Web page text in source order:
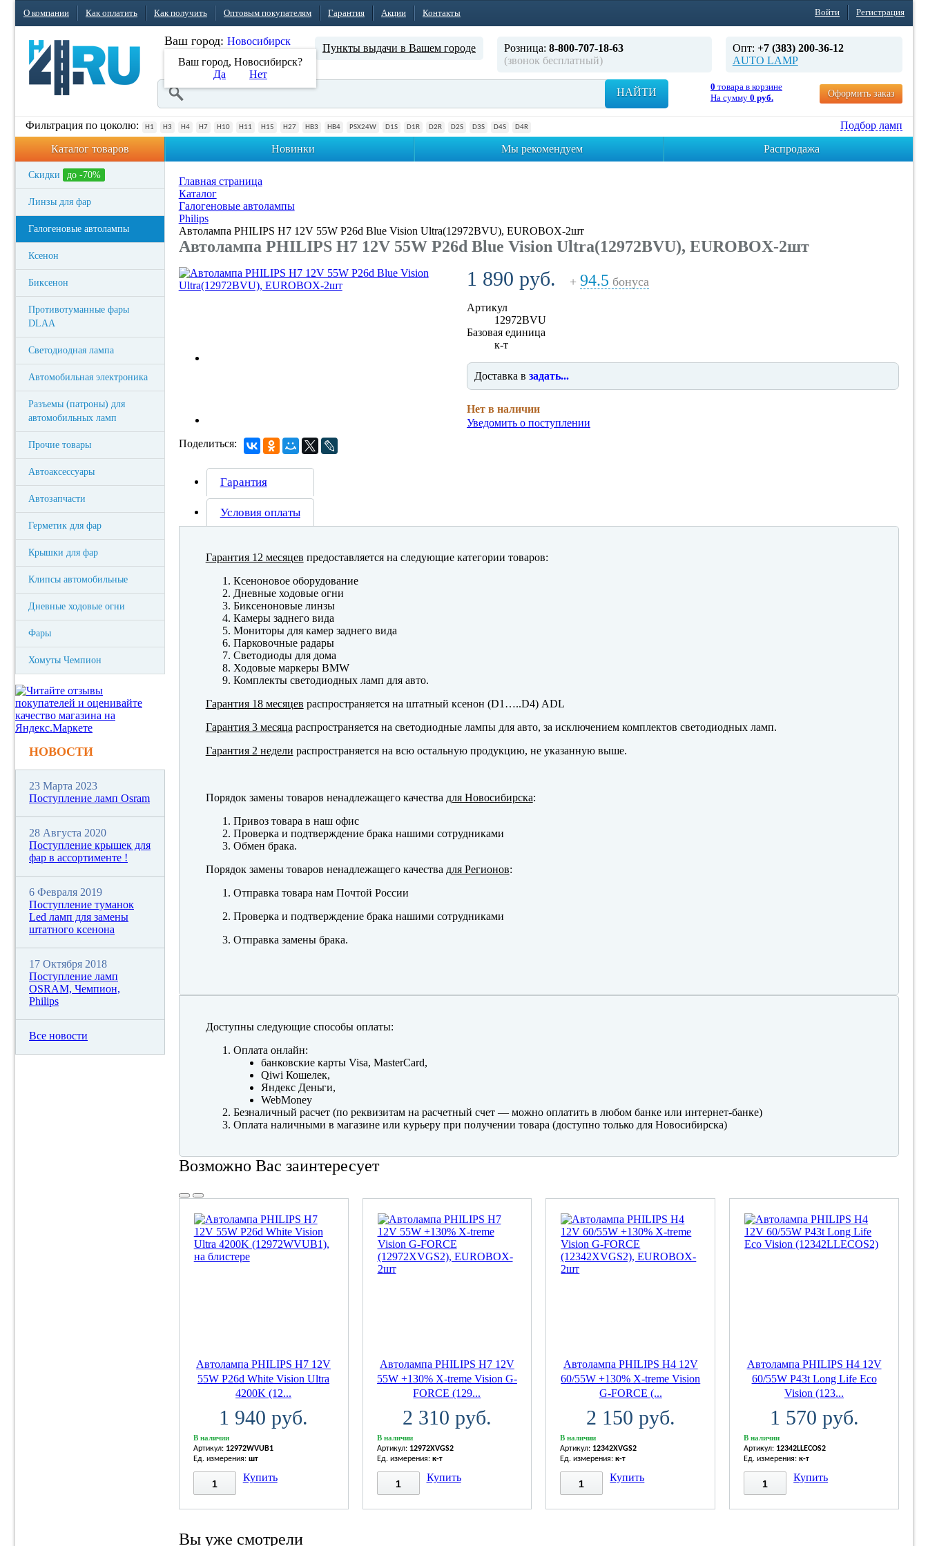
О компании Как оплатить Как получить Оптовым покупателям Гарантия Акции Контакты Войти Регистрация
Ваш город: Новосибирск
Ваш город, Новосибирск?
Да
Нет
Пункты выдачи в Вашем городе Розница: 8-800-707-18-63
(звонок бесплатный)
Опт: +7 (383) 200-36-12
AUTO LAMP
НАЙТИ 0 товара в корзине
На сумму 0 руб. Оформить заказ
Фильтрация по цоколю: H1 H3 H4 H7 H10 H11 H15 H27 HB3 HB4 PSX24W D1S D1R D2R D2S D3S D4S D4R
Подбор ламп
Каталог товаров
Новинки Мы рекомендуем Распродажа
Скидки до -70%
Линзы для фар
Галогеновые автолампы
Ксенон
Биксенон
Противотуманные фары
DLAA
Светодиодная лампа
Автомобильная электроника
Разъемы (патроны) для
автомобильных ламп
Прочие товары
Автоаксессуары
Автозапчасти
Герметик для фар
Крышки для фар
Клипсы автомобильные
Дневные ходовые огни
Фары
Хомуты Чемпион
Главная страница
Каталог
Галогеновые автолампы
Philips
Автолампа PHILIPS H7 12V 55W P26d Blue Vision Ultra(12972BVU), EUROBOX-2шт
Автолампа PHILIPS H7 12V 55W P26d Blue Vision Ultra(12972BVU), EUROBOX-2шт
1 890 руб. + 94.5 бонуса
Артикул
12972BVU
Базовая единица
к-т
Доставка в задать...
Нет в наличии
Уведомить о поступлении
Поделиться:
Гарантия
Условия оплаты
Гарантия 12 месяцев предоставляется на следующие категории товаров:
Ксеноновое оборудование
Дневные ходовые огни
Биксеноновые линзы
Камеры заднего вида
Мониторы для камер заднего вида
Парковочные радары
Светодиоды для дома
Ходовые маркеры BMW
Комплекты светодиодных ламп для авто.
Гарантия 18 месяцев распространяется на штатный ксенон (D1…..D4) ADL
Гарантия 3 месяца распространяется на светодиодные лампы для авто, за исключением комплектов светодиодных ламп.
Гарантия 2 недели распространяется на всю остальную продукцию, не указанную выше.
Порядок замены товаров ненадлежащего качества для Новосибирска:
Привоз товара в наш офис
Проверка и подтверждение брака нашими сотрудниками
Обмен брака.
Порядок замены товаров ненадлежащего качества для Регионов:
Отправка товара нам Почтой России
Проверка и подтверждение брака нашими сотрудниками
Отправка замены брака.
Доступны следующие способы оплаты:
Оплата онлайн:
банковские карты Visa, MasterCard,
Qiwi Кошелек,
Яндекс Деньги,
WebMoney
Безналичный расчет (по реквизитам на расчетный счет — можно оплатить в любом банке или интернет-банке)
Оплата наличными в магазине или курьеру при получении товара (доступно только для Новосибирска)
Возможно Вас заинтересует
Автолампа PHILIPS H7 12V
55W P26d White Vision Ultra
4200K (12...
1 940 руб.
В наличии
Артикул: 12972WVUB1
Ед. измерения: шт
Купить
Автолампа PHILIPS H7 12V
55W +130% X-treme Vision G-
FORCE (129...
2 310 руб.
В наличии
Артикул: 12972XVGS2
Ед. измерения: к-т
Купить
Автолампа PHILIPS H4 12V
60/55W +130% X-treme Vision
G-FORCE (...
2 150 руб.
В наличии
Артикул: 12342XVGS2
Ед. измерения:к-т
Купить
Автолампа PHILIPS H4 12V
60/55W P43t Long Life Eco
Vision (123...
1 570 руб.
В наличии
Артикул: 12342LLECOS2
Ед. измерения:к-т
Купить
Вы уже смотрели
НОВОСТИ
23 Марта 2023
Поступление ламп Osram
28 Августа 2020
Поступление крышек для
фар в ассортименте !
6 Февраля 2019
Поступление туманок
Led ламп для замены
штатного ксенона
17 Октября 2018
Поступление ламп
OSRAM, Чемпион,
Philips
Все новости